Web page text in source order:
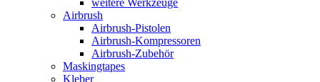
weitere Werkzeuge
Airbrush
Airbrush-Pistolen
Airbrush-Kompressoren
Airbrush-Zubehör
Maskingtapes
Kleber